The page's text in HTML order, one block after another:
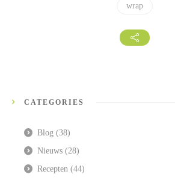
wrap
CATEGORIES
Blog (38)
Nieuws (28)
Recepten (44)